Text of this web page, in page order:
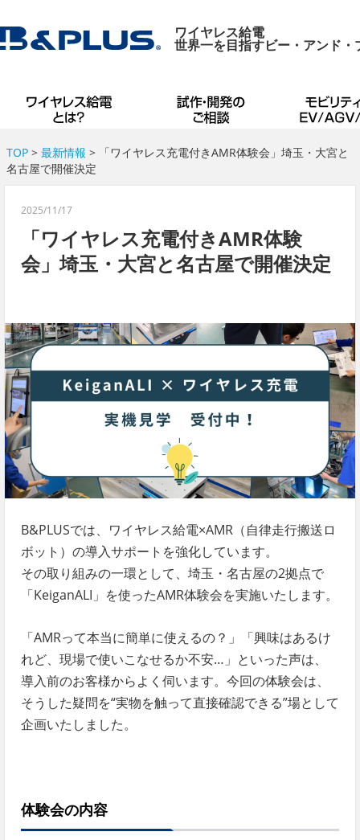
ワイヤレス給電
世界一を目指すビー・アンド・
TOP> 最新情報 > 「ワイヤレス充電付きAMR体験会」埼玉・大宮と
名古屋で開催決定
2025/11/17
「ワイヤレス充電付きAMR体験
会」埼玉・大宮と名古屋で開催決定
B&PLUSでは、ワイヤレス給電×AMR（自律走行搬送ロ
ボット）の導入サポートを強化しています。
その取り組みの一環として、埼玉・名古屋の2拠点で
「KeiganALI」を使ったAMR体験会を実施いたします。
「AMRって本当に簡単に使えるの？」「興味はあるけ
れど、現場で使いこなせるか不安…」といった声は、
導入前のお客様からよく伺います。今回の体験会は、
そうした疑問を“実物を触って直接確認できる”場として
企画いたしました。
体験会の内容